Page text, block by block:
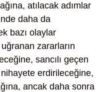
atılacak adımlar
daha da
bazı olaylar
zararların
sancılı geçen
erdirileceğine,
ancak daha sonra